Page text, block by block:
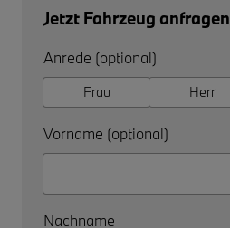
Jetzt Fahrzeug anfragen
Anrede (optional)
Frau Herr
Vorname (optional)
Nachname